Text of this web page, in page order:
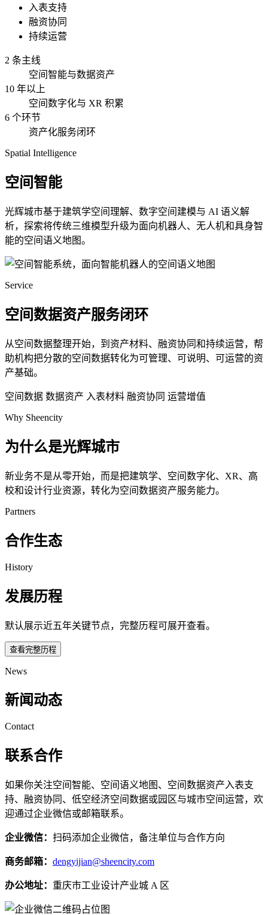
入表支持
融资协同
持续运营
2 条主线
空间智能与数据资产
10 年以上
空间数字化与 XR 积累
6 个环节
资产化服务闭环
Spatial Intelligence
空间智能
光辉城市基于建筑学空间理解、数字空间建模与 AI 语义解
析，探索将传统三维模型升级为面向机器人、无人机和具身智
能的空间语义地图。
Service
空间数据资产服务闭环
从空间数据整理开始，到资产材料、融资协同和持续运营，帮
助机构把分散的空间数据转化为可管理、可说明、可运营的资
产基础。
空间数据 数据资产 入表材料 融资协同 运营增值
Why Sheencity
为什么是光辉城市
新业务不是从零开始，而是把建筑学、空间数字化、XR、高
校和设计行业资源，转化为空间数据资产服务能力。
Partners
合作生态
History
发展历程
默认展示近五年关键节点，完整历程可展开查看。
查看完整历程
News
新闻动态
Contact
联系合作
如果你关注空间智能、空间语义地图、空间数据资产入表支
持、融资协同、低空经济空间数据或园区与城市空间运营，欢
迎通过企业微信或邮箱联系。
企业微信： 扫码添加企业微信，备注单位与合作方向
商务邮箱： dengyijian@sheencity.com
办公地址： 重庆市工业设计产业城 A 区